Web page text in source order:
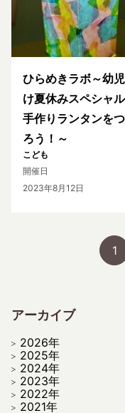
ひらめきラボ～幼
け夏休みスペシャル
手作りランタンをつ
ろう！～
こども
開催日
2023年8月12日
1
アーカイブ
2026年
2025年
2024年
2023年
2022年
2021年